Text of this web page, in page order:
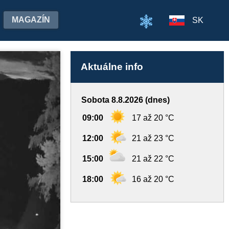
MAGAZÍN SK
Aktuálne info
Sobota 8.8.2026 (dnes)
09:00 17 až 20 °C
12:00 21 až 23 °C
15:00 21 až 22 °C
18:00 16 až 20 °C